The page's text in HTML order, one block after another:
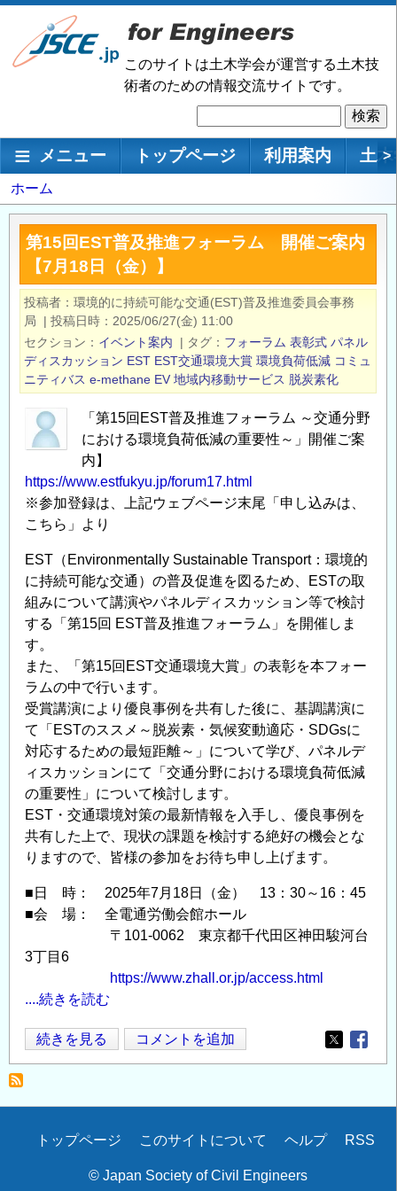
メ
ン
移
このサイトは土木学会が運営する土木技
術者のための情報交流サイトです。
索
メインナビゲーション
メニュー トップページ 利用案内 土 >
パ
ン
く
ホーム
第15回EST普及推進フォーラム 開催ご案内
【7月18日（金）】
投稿者
環境的に持続可能な交通(EST)普及推進委員会事務
局
| 投稿日時
2025/06/27(金) 11:00
セクション
イベント案内 | タグ フォーラム 表彰式 パネル
ディスカッション EST EST交通環境大賞 環境負荷低減 コミュ
ニティバス e-methane EV 地域内移動サービス 脱炭素化
「第15回EST普及推進フォーラム ～交通分野
における環境負荷低減の重要性～」開催ご案
内】
https://www.estfukyu.jp/forum17.html
※参加登録は、上記ウェブページ末尾「申し込みは、
こちら」より
EST（Environmentally Sustainable Transport：環境的
に持続可能な交通）の普及促進を図るため、ESTの取
組みについて講演やパネルディスカッション等で検討
する「第15回 EST普及推進フォーラム」を開催しま
す。
また、「第15回EST交通環境大賞」の表彰を本フォー
ラムの中で行います。
受賞講演により優良事例を共有した後に、基調講演に
て「ESTのススメ～脱炭素・気候変動適応・SDGsに
対応するための最短距離～」について学び、パネルデ
ィスカッションにて「交通分野における環境負荷低減
の重要性」について検討します。
EST・交通環境対策の最新情報を入手し、優良事例を
共有した上で、現状の課題を検討する絶好の機会とな
りますので、皆様の参加をお待ち申し上げます。
■日 時： 2025年7月18日（金） 13：30～16：45
■会 場： 全電通労働会館ホール
〒101-0062 東京都千代田区神田駿河台
3丁目6
https://www.zhall.or.jp/access.html
....続きを読む
第
15
EST
及
続きを見る コメントを追加
Opens in
Secondary
トップページ このサイトについて ヘルプ RSS
© Japan Society of Civil Engineers